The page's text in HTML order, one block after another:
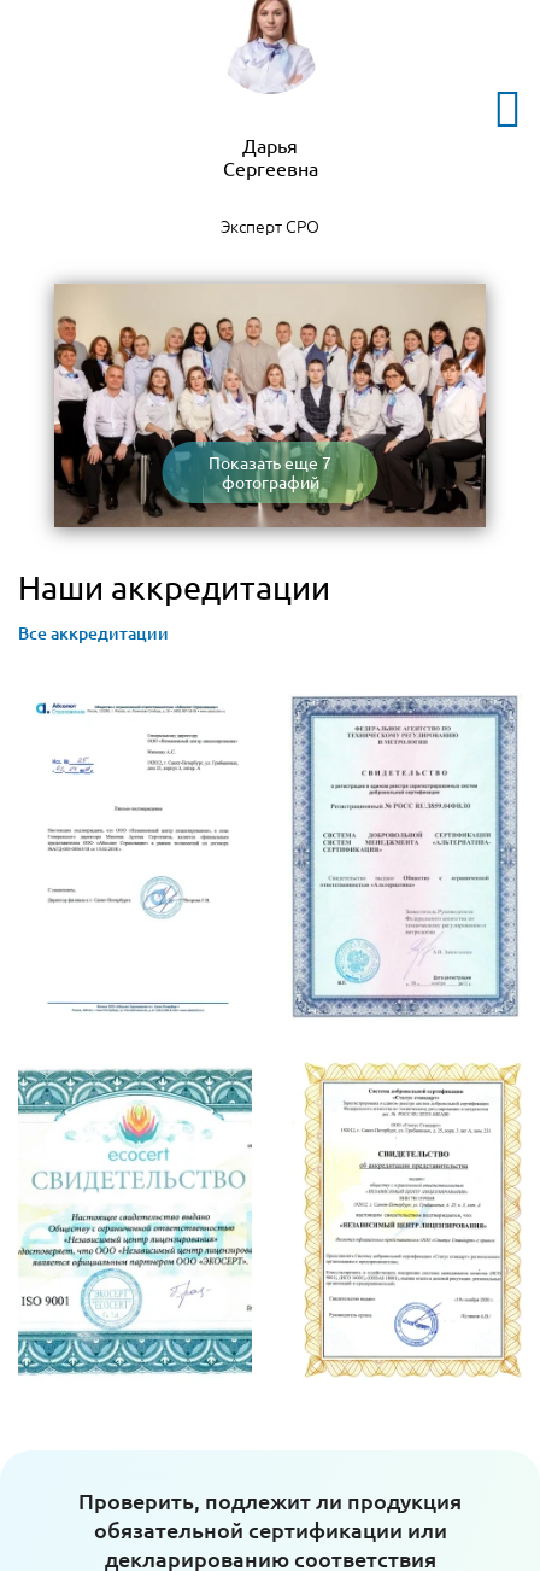
Дарья
Сергеевна
Эксперт СРО
Показать еще 7
фотографий
Наши аккредитации
Все аккредитации
Проверить, подлежит ли продукция
обязательной сертификации или
декларированию соответствия